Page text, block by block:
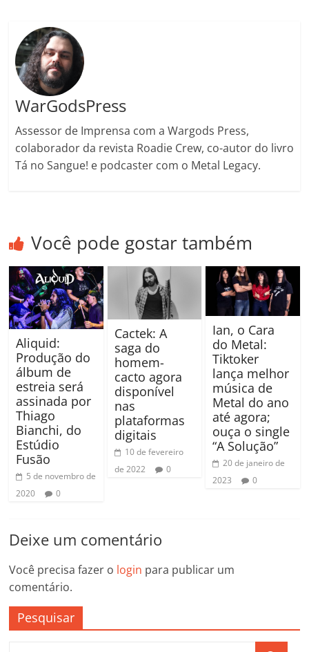
WarGodsPress
Assessor de Imprensa com a Wargods Press,
colaborador da revista Roadie Crew, co-autor do livro
Tá no Sangue! e podcaster com o Metal Legacy.
Você pode gostar também
Aliquid:
Produção do
álbum de
estreia será
assinada por
Thiago
Bianchi, do
Estúdio
Fusão
5 de novembro de
2020
0
Cactek: A
saga do
homem-
cacto agora
disponível
nas
plataformas
digitais
10 de fevereiro
de 2022
0
Ian, o Cara
do Metal:
Tiktoker
lança melhor
música de
Metal do ano
até agora;
ouça o single
“A Solução”
20 de janeiro de
2023
0
Deixe um comentário
Você precisa fazer o login para publicar um
comentário.
Pesquisar